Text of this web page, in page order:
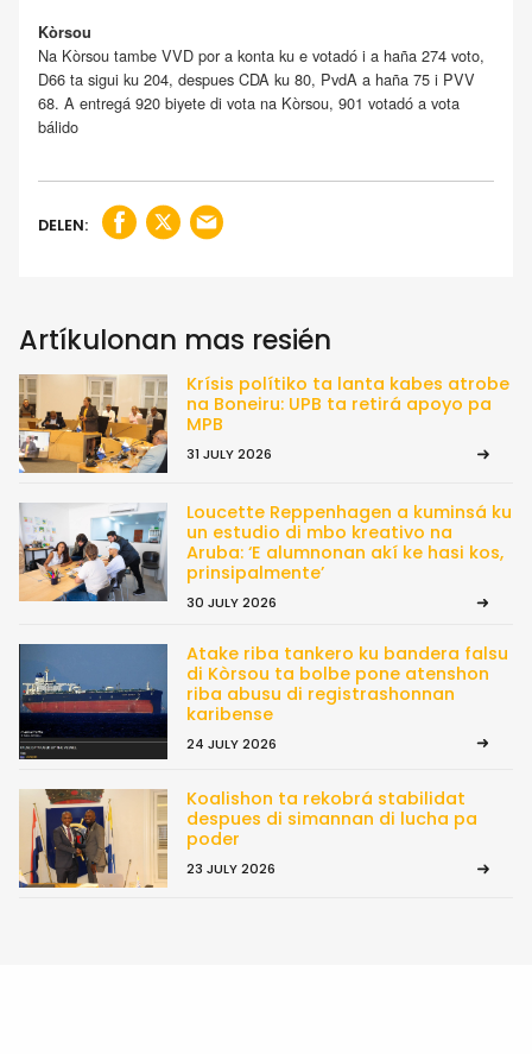
Kòrsou
Na Kòrsou tambe VVD por a konta ku e votadó i a haña 274 voto,
D66 ta sigui ku 204, despues CDA ku 80, PvdA a haña 75 i PVV
68. A entregá 920 biyete di vota na Kòrsou, 901 votadó a vota
bálido
DELEN:
Artíkulonan mas resién
Krísis polítiko ta lanta kabes atrobe
na Boneiru: UPB ta retirá apoyo pa
MPB
31 JULY 2026
Loucette Reppenhagen a kuminsá ku
un estudio di mbo kreativo na
Aruba: ‘E alumnonan akí ke hasi kos,
prinsipalmente’
30 JULY 2026
Atake riba tankero ku bandera falsu
di Kòrsou ta bolbe pone atenshon
riba abusu di registrashonnan
karibense
24 JULY 2026
Koalishon ta rekobrá stabilidat
despues di simannan di lucha pa
poder
23 JULY 2026